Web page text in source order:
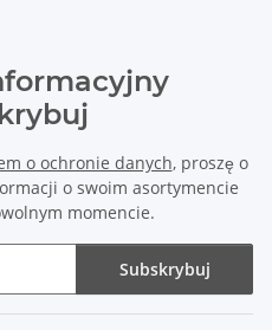
o ochronie danych, proszę o
o swoim asortymencie
momencie.
Subskrybuj